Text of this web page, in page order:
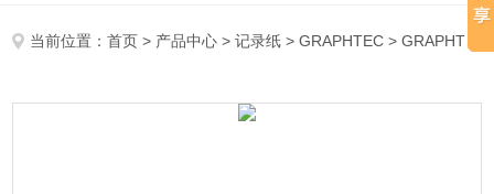
当前位置：首页 > 产品中心 >记录纸 >GRAPHTEC > GRAPHTEC记录纸PZ326